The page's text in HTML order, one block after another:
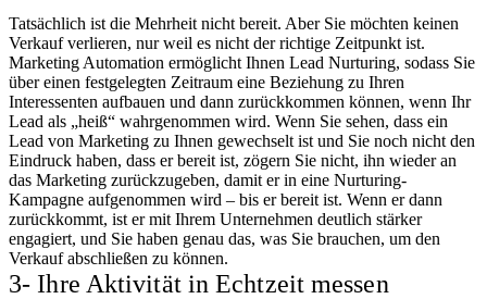
Tatsächlich ist die Mehrheit nicht bereit. Aber Sie möchten keinen
Verkauf verlieren, nur weil es nicht der richtige Zeitpunkt ist.
Marketing Automation ermöglicht Ihnen Lead Nurturing, sodass Sie
über einen festgelegten Zeitraum eine Beziehung zu Ihren
Interessenten aufbauen und dann zurückkommen können, wenn Ihr
Lead als „heiß“ wahrgenommen wird. Wenn Sie sehen, dass ein
Lead von Marketing zu Ihnen gewechselt ist und Sie noch nicht den
Eindruck haben, dass er bereit ist, zögern Sie nicht, ihn wieder an
das Marketing zurückzugeben, damit er in eine Nurturing-
Kampagne aufgenommen wird – bis er bereit ist. Wenn er dann
zurückkommt, ist er mit Ihrem Unternehmen deutlich stärker
engagiert, und Sie haben genau das, was Sie brauchen, um den
Verkauf abschließen zu können.
3- Ihre Aktivität in Echtzeit messen